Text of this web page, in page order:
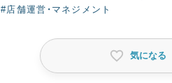
#店舗運営・マネジメント
気になる